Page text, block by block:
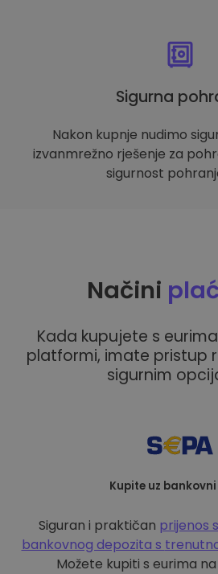
Sigurna
Nakon kupnje nudimo
izvanmrežno rješenje za
sigurnost
Načini
Kada kupujete s
platformi, imate pristup
sigurnim
Kupite uz
Siguran i praktičan prijenos
bankovnog depozita s
Možete kupiti s eurima